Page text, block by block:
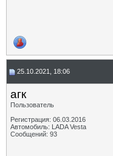
25.10.2021, 18:06
агк
Пользователь
Регистрация: 06.03.2016
Автомобиль: LADA Vesta
Сообщений: 93